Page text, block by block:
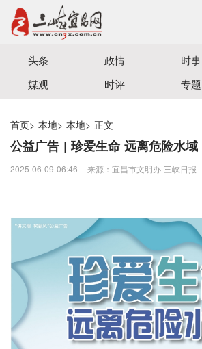
宜昌三峡融媒体中心主办
头条 政情 时事
媒观
时评 专题
首页> 本地> 本地> 正文
公益广告 | 珍爱生命 远离危险水域
2025-06-09 06:46 来源：宜昌市文明办 三峡日报